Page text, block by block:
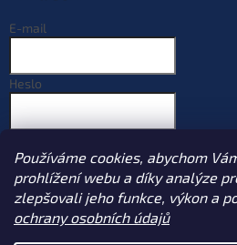
Používáme cookies, abychom
prohlížení webu a díky analýze
zlepšovali jeho funkce, výkon a
ochrany osobních údajů
E-mail
Heslo
Nová registrace
Zapomenuté heslo